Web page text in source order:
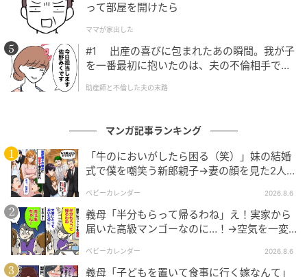
って部屋を開けたら
ママが家出した
#1 出産の喜びに包まれたあの瞬間。我が子
を一番最初に抱いたのは、夫の不倫相手でし
助産師と不倫した夫の末路
マンガ記事ランキング
「牛のにおいがしたら困る（笑）」妹の結婚
式で僕を嘲笑う新郎親子→妻の顔を見た2人が
ベビーカレンダー 2026.8.6
義母「半分もらって帰るわね」え！実家から
届いた高級マンゴーなのに…！→空気を一変
ベビーカレンダー 2026.8.6
義母「子どもを置いて食事に行く嫁なんて」